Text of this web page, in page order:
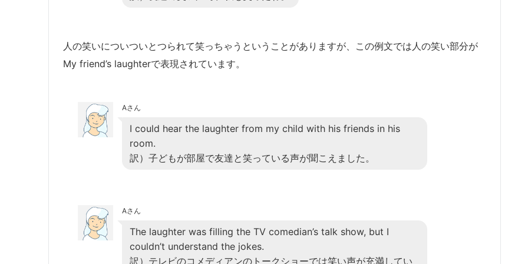
人の笑いについついとつられて笑っちゃうということがありますが、この例文では人の笑い部分が
My friend’s laughterで表現されています。
Aさん
I could hear the laughter from my child with his friends in his
room.
訳）子どもが部屋で友達と笑っている声が聞こえました。
Aさん
The laughter was filling the TV comedian’s talk show, but I
couldn’t understand the jokes.
訳）テレビのコメディアンのトークショーでは笑い声が充満してい